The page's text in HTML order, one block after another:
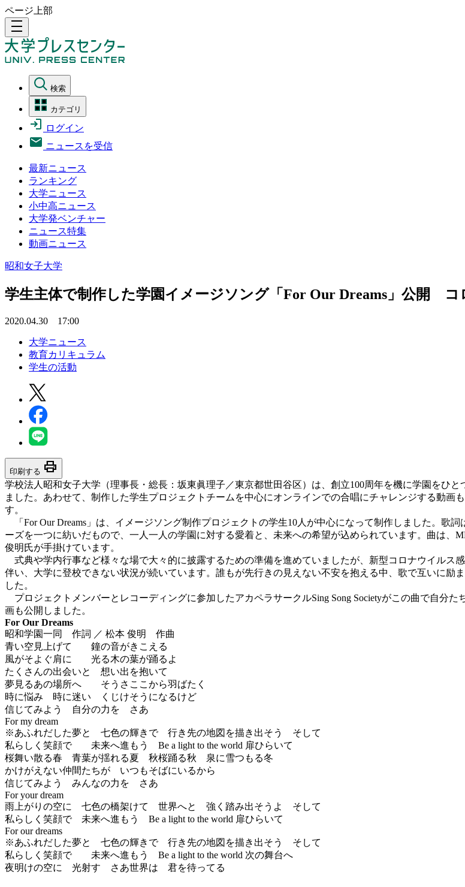
ページ上部
density_medium
検索
カテゴリ
ログイン
ニュースを受信
最新ニュース
ランキング
大学ニュース
小中高ニュース
大学発ベンチャー
ニュース特集
動画ニュース
昭和女子大学
学生主体で制作した学園イメージソング「For Our Dreams」公開
2020.04.30 17:00
大学ニュース
教育カリキュラム
学生の活動
印刷する print
学校法人昭和女子大学（理事長・総長：坂東眞理子／東京都世田谷区）は、創立100周年を機に学園をひ
ました。あわせて、制作した学生プロジェクトチームを中心にオンラインでの合唱にチャレンジする動画
す。
「For Our Dreams」は、イメージソング制作プロジェクトの学生10人が中心になって制作しました。歌
ーズを一つに紡いだもので、一人一人の学園に対する愛着と、未来への希望が込められています。曲は、
俊明氏が手掛けています。
式典や学内行事など様々な場で大々的に披露するための準備を進めていましたが、新型コロナウイルス
伴い、大学に登校できない状況が続いています。誰もが先行きの見えない不安を抱える中、歌で互いに励
した。
プロジェクトメンバーとレコーディングに参加したアカペラサークルSing Song Societyがこの曲で自分
画も公開しました。
For Our Dreams
昭和学園一同 作詞 ／ 松本 俊明 作曲
青い空見上げて 鐘の音がきこえる
風がそよぐ肩に 光る木の葉が踊るよ
たくさんの出会いと 想い出を抱いて
夢見るあの場所へ そうさここから羽ばたく
時に悩み 時に迷い くじけそうになるけど
信じてみよう 自分の力を さあ
For my dream
※あふれだした夢と 七色の輝きで 行き先の地図を描き出そう そして
私らしく笑顔で 未来へ進もう Be a light to the world 扉ひらいて
桜舞い散る春 青葉が揺れる夏 秋桜踊る秋 泉に雪つもる冬
かけがえない仲間たちが いつもそばにいるから
信じてみよう みんなの力を さあ
For your dream
雨上がりの空に 七色の橋架けて 世界へと 強く踏み出そうよ そして
私らしく笑顔で 未来へ進もう Be a light to the world 扉ひらいて
For our dreams
※あふれだした夢と 七色の輝きで 行き先の地図を描き出そう そして
私らしく笑顔で 未来へ進もう Be a light to the world 次の舞台へ
夜明けの空に 光射す さあ世界は 君を待ってる